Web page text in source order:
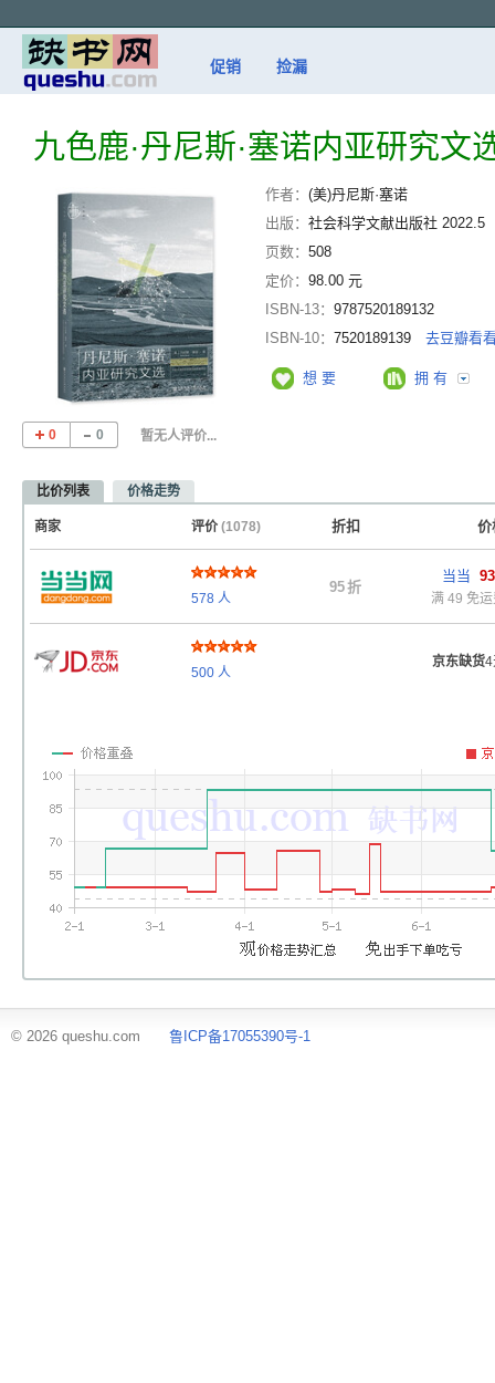
促销 捡漏
九色鹿·丹尼斯·塞诺内亚研究文
作者： (美)丹尼斯·塞诺
出版： 社会科学文献出版社 2022.5
页数： 508
定价： 98.00 元
ISBN-13： 9787520189132
ISBN-10： 7520189139 去豆瓣看
想 要 拥 有
0 0 暂无人评价...
比价列表 价格走势
商家 评价 (1078) 折扣 价
578 人
95折
当当
满 49 免
500 人
京东缺货4
© 2026 queshu.com 鲁ICP备17055390号-1